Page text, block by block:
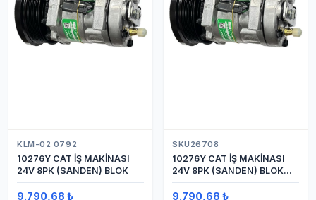
KLM-02 0792
10276Y CAT İŞ MAKİNASI
24V 8PK (SANDEN) BLOK
9.790,68 ₺
SKU26708
10276Y CAT İŞ MAKİNASI
24V 8PK (SANDEN) BLOK
SAPLAMALI KLİMA
KOMPRESÖRÜ 7H15
9.790,68 ₺